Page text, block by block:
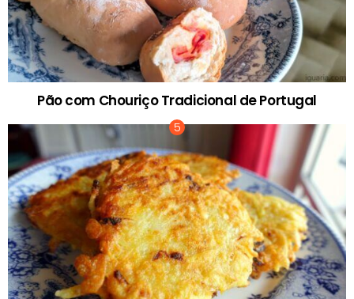
Pão com Chouriço Tradicional de Portugal